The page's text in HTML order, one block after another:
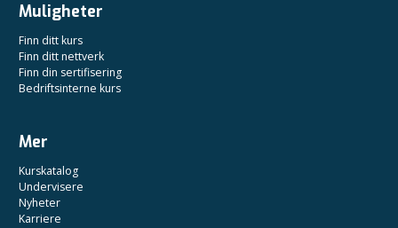
Muligheter
Finn ditt kurs
Finn ditt nettverk
Finn din sertifisering
Bedriftsinterne kurs
Mer
Kurskatalog
Undervisere
Nyheter
Karriere